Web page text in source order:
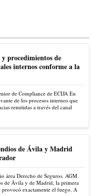
procedimientos de
internos conforme a la
de Compliance de ECIJA En
de los procesos internos que
remitidas a través del canal
de Ávila y Madrid
área Derecho de Seguros. AGM
de Ávila y de Madrid, la primera
provocó exactamente el fuego. A